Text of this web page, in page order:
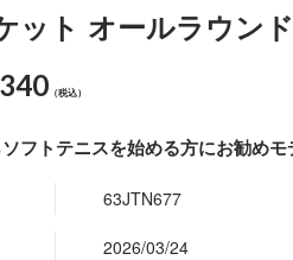
フトテニスを始める方にお勧めモ
ット オールラウン
（税込）
63JTN677
2026/03/24